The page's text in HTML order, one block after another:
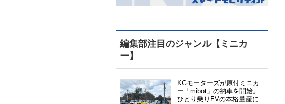
編集部注目のジャンル【ミニカ
ー】
KGモーターズが原付ミニカ
ー「mibot」の納車を開始。
ひとり乗りEVの本格量産に